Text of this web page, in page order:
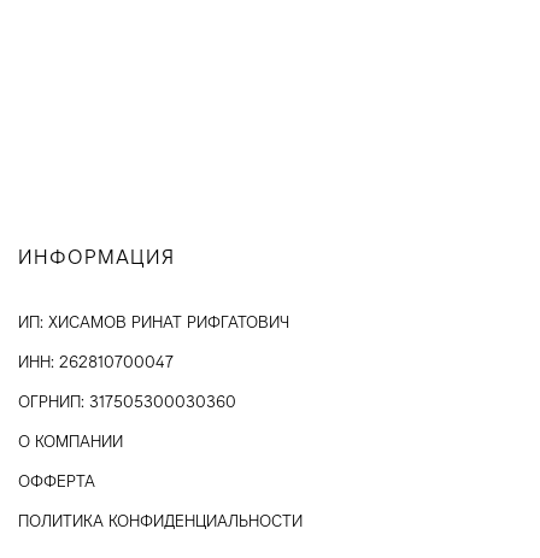
ИНФОРМАЦИЯ
ИП: ХИСАМОВ РИНАТ РИФГАТОВИЧ
ИНН: 262810700047
ОГРНИП: 317505300030360
О КОМПАНИИ
ОФФЕРТА
ПОЛИТИКА КОНФИДЕНЦИАЛЬНОСТИ